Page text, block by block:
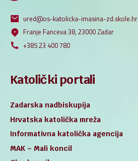
ured@os-katolicka-imasina-zd.skole.hr
Franje Fanceva 38, 23000 Zadar
+385 23 400 780
Katolički portali
Zadarska nadbiskupija
Hrvatska katolička mreža
Informativna katolička agencija
MAK – Mali koncil